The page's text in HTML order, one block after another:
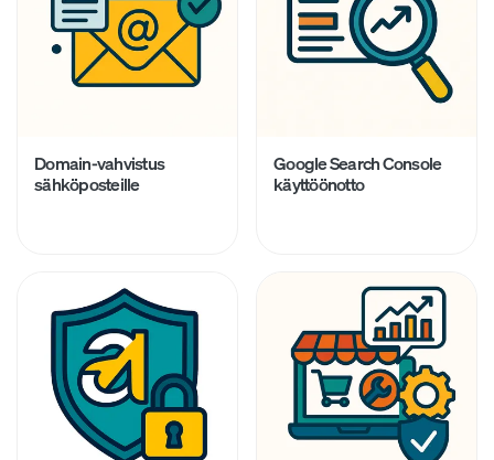
Domain-vahvistus
sähköposteille
Google Search Console
käyttöönotto